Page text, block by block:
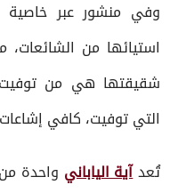
وفي منشور عبر خاصية
استيائها من
شقيقتها هي من
التي توفيت، كافي
تُعدآية الياباني واحدة